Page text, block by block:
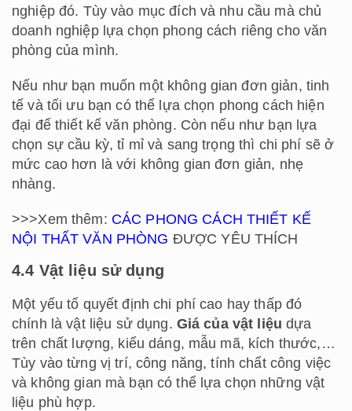
nghiệp đó. Tùy vào mục đích và nhu cầu mà chủ
doanh nghiệp lựa chọn phong cách riêng cho văn
phòng của mình.
Nếu như bạn muốn một không gian đơn giản, tinh
tế và tối ưu bạn có thể lựa chọn phong cách hiện
đại để thiết kế văn phòng. Còn nếu như bạn lựa
chọn sự cầu kỳ, tỉ mỉ và sang trọng thì chi phí sẽ ở
mức cao hơn là với không gian đơn giản, nhẹ
nhàng.
>>>Xem thêm: CÁC PHONG CÁCH THIẾT KẾ
NỘI THẤT VĂN PHÒNG ĐƯỢC YÊU THÍCH
4.4 Vật liệu sử dụng
Một yếu tố quyết định chi phí cao hay thấp đó
chính là vật liệu sử dụng. Giá của vật liệu dựa
trên chất lượng, kiểu dáng, mẫu mã, kích thước,…
Tùy vào từng vị trí, công năng, tính chất công việc
và không gian mà bạn có thể lựa chọn những vật
liệu phù hợp.